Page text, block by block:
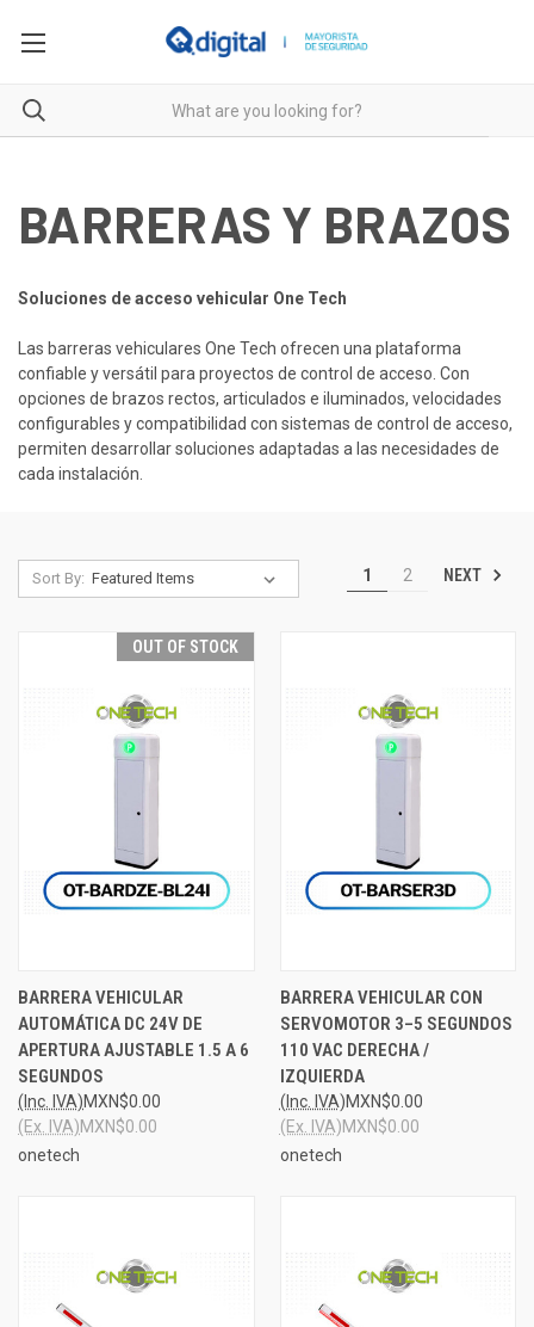
BARRERAS Y BRAZOS
Soluciones de acceso vehicular One Tech
Las barreras vehiculares One Tech ofrecen una plataforma
confiable y versátil para proyectos de control de acceso. Con
opciones de brazos rectos, articulados e iluminados, velocidades
configurables y compatibilidad con sistemas de control de acceso,
permiten desarrollar soluciones adaptadas a las necesidades de
cada instalación.
Sort By: 1 2 NEXT
OUT OF STOCK
BARRERA VEHICULAR
AUTOMÁTICA DC 24V DE
APERTURA AJUSTABLE 1.5 A 6
SEGUNDOS
MXN$0.00
(Inc. IVA)
MXN$0.00
(Ex. IVA)
onetech
BARRERA VEHICULAR CON
SERVOMOTOR 3–5 SEGUNDOS
110 VAC DERECHA /
IZQUIERDA
MXN$0.00
(Inc. IVA)
MXN$0.00
(Ex. IVA)
onetech